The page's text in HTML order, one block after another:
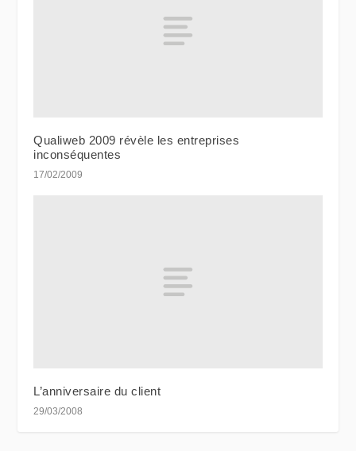
Qualiweb 2009 révèle les entreprises
inconséquentes
17/02/2009
L’anniversaire du client
29/03/2008